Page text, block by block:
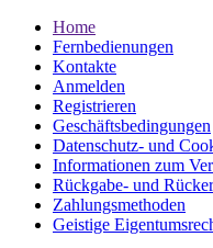
Home
Fernbedienungen
Kontakte
Anmelden
Registrieren
Geschäftsbedingungen
Datenschutz- und
Informationen zum
Rückgabe- und
Zahlungsmethoden
Geistige